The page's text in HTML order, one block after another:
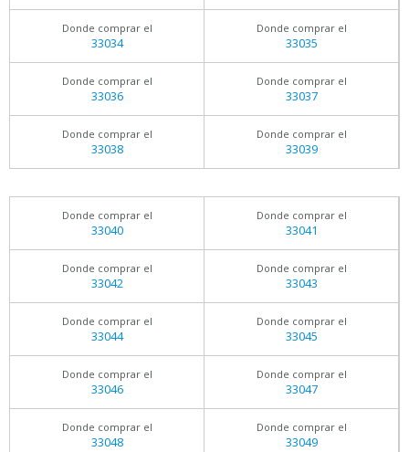
Donde comprar el
33034
Donde comprar el
33035
Donde comprar el
33036
Donde comprar el
33037
Donde comprar el
33038
Donde comprar el
33039
Donde comprar el
33040
Donde comprar el
33041
Donde comprar el
33042
Donde comprar el
33043
Donde comprar el
33044
Donde comprar el
33045
Donde comprar el
33046
Donde comprar el
33047
Donde comprar el
33048
Donde comprar el
33049